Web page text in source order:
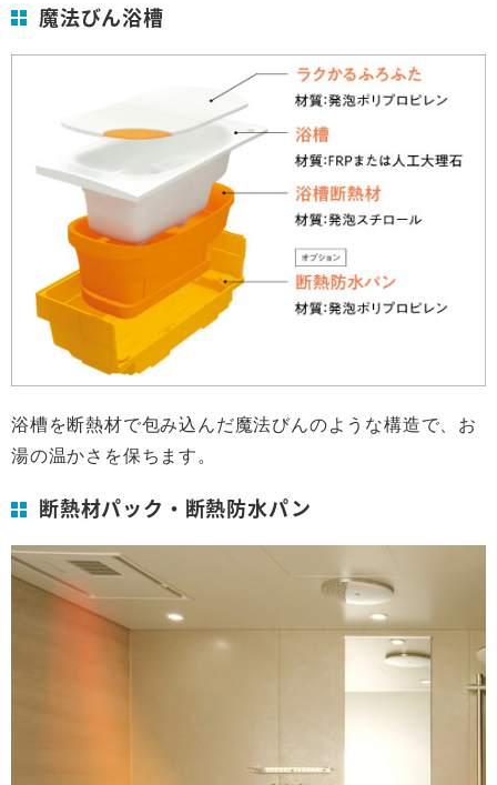
魔法びん浴槽
浴槽を断熱材で包み込んだ魔法びんのような構造で、お
湯の温かさを保ちます。
断熱材パック・断熱防水パン